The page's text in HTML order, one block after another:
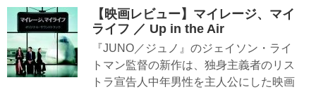
【映画レビュー】マイレージ、マイ
ライフ ／ Up in the Air
『JUNO／ジュノ』のジェイソン・ライ
トマン監督の新作は、独身主義者のリス
トラ宣告人中年男性を主人公にした映画